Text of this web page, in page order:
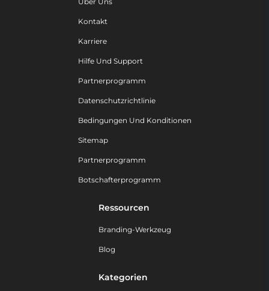
Kontakt
Karriere
Hilfe Und Support
Partnerprogramm
Datenschutzrichtlinie
Bedingungen Und Konditionen
Sitemap
Partnerprogramm
Botschafterprogramm
Ressourcen
Branding-Werkzeug
Blog
Kategorien